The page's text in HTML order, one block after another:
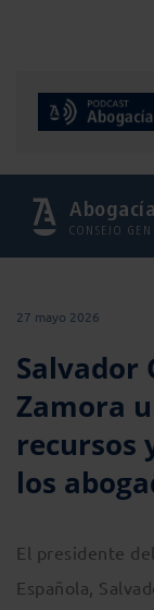
CONSEJO
27 mayo 2026
Salvador
Zamora
recursos
los
El presidente
Española,